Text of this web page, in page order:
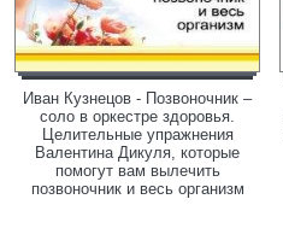
Иван Кузнецов - Позвоночник –
соло в оркестре здоровья.
Целительные упражнения
Валентина Дикуля, которые
помогут вам вылечить
позвоночник и весь организм